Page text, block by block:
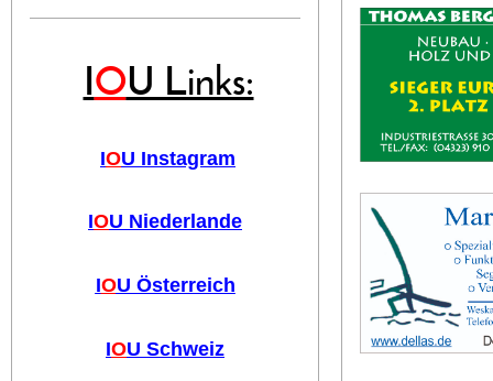
IOU Links:
IOU Instagram
IOU Niederlande
IOU Österreich
IOU Schweiz